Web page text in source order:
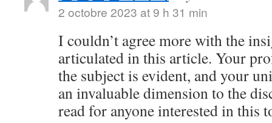
2 octobre 2023 at 9 h 31 min
I couldn’t agree more with the
articulated in this article. Your
the subject is evident, and your
an invaluable dimension to the
read for anyone interested in this